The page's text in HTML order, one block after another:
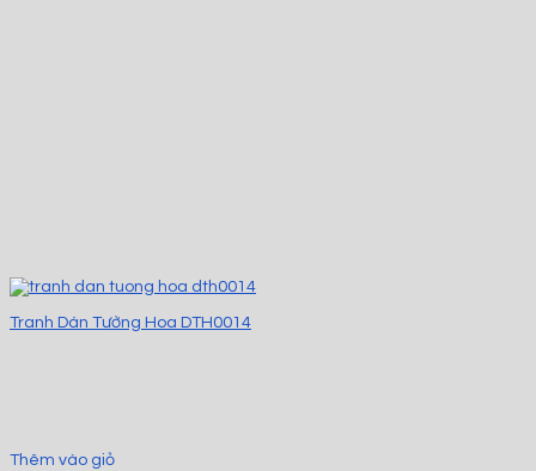
Tranh Dán Tường Hoa DTH0014
Thêm vào giỏ